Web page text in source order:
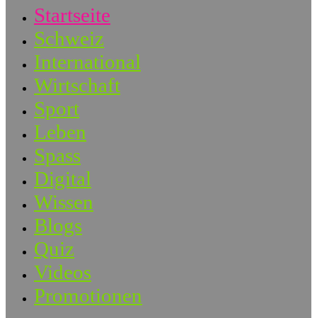
Startseite
Schweiz
International
Wirtschaft
Sport
Leben
Spass
Digital
Wissen
Blogs
Quiz
Videos
Promotionen